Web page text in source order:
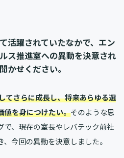
活躍されていたなかで、エン
ス推進室への異動を決意され
かせください。
てさらに成長し、将来あらゆる選
値を身につけたい。そのような思
で、現在の室長やレバテック前社
今回の異動を決意しました。